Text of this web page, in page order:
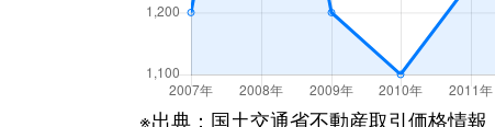
※出典：国土交通省不動産取引価格情報